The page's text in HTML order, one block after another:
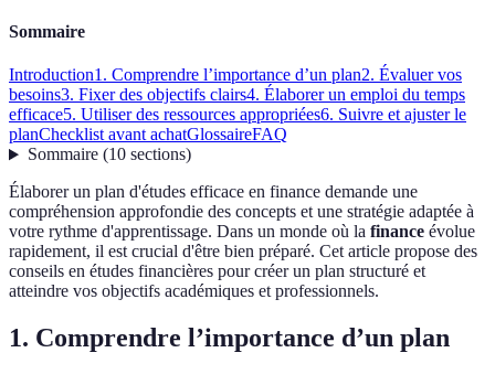
Sommaire
Introduction1. Comprendre l’importance d’un plan2. Évaluer vos
besoins3. Fixer des objectifs clairs4. Élaborer un emploi du temps
efficace5. Utiliser des ressources appropriées6. Suivre et ajuster le
planChecklist avant achatGlossaireFAQ
Sommaire(10 sections)
Élaborer un plan d'études efficace en finance demande une
compréhension approfondie des concepts et une stratégie adaptée à
votre rythme d'apprentissage. Dans un monde où la finance évolue
rapidement, il est crucial d'être bien préparé. Cet article propose des
conseils en études financières pour créer un plan structuré et
atteindre vos objectifs académiques et professionnels.
1. Comprendre l’importance d’un plan